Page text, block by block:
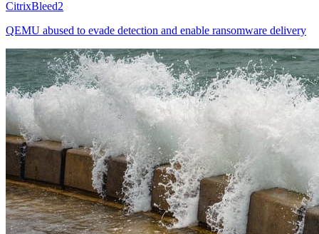
CitrixBleed2
QEMU abused to evade detection and enable ransomware delivery